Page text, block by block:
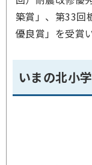
築賞」、第33回
優良賞」を受賞
いまの北小